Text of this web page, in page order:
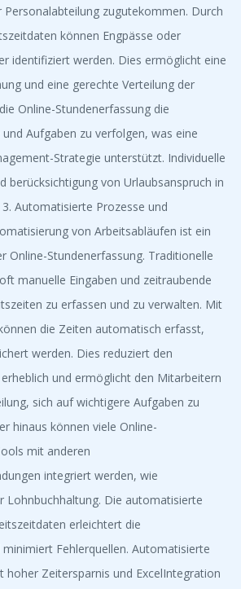
zugutekommen. Durch
können Engpässe oder
identifiziert werden. Dies ermöglicht eine
und eine gerechte Verteilung der
Online-Stundenerfassung die
Aufgaben zu verfolgen, was eine
Strategie unterstützt. Individuelle
berücksichtigung von Urlaubsanspruch in
Automatisierte Prozesse und
von Arbeitsabläufen ist ein
Online-Stundenerfassung. Traditionelle
manuelle Eingaben und zeitraubende
zu erfassen und zu verwalten. Mit
die Zeiten automatisch erfasst,
werden. Dies reduziert den
und ermöglicht den Mitarbeitern
sich auf wichtigere Aufgaben zu
hinaus können viele Online-
mit anderen
integriert werden, wie
Lohnbuchhaltung. Die automatisierte
erleichtert die
Fehlerquellen. Automatisierte
hoher Zeitersparnis und ExcelIntegration